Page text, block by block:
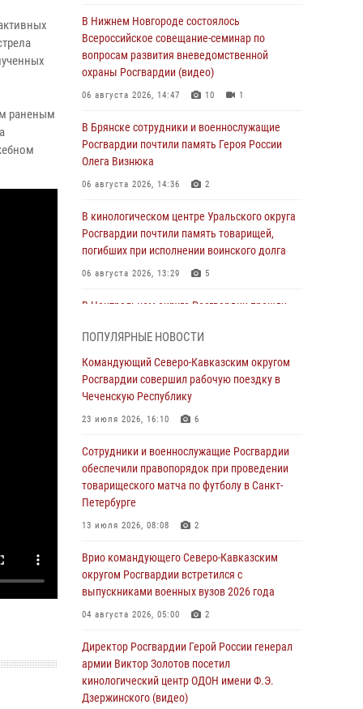
раненым
В Нижнем Новгороде состоялось
Всероссийское совещание-семинар по
вопросам развития вневедомственной
охраны Росгвардии (видео)
06 августа 2026, 14:47 10 1
В Брянске сотрудники и военнослужащие
Росгвардии почтили память Героя России
Олега Визнюка
06 августа 2026, 14:36 2
В кинологическом центре Уральского округа
Росгвардии почтили память товарищей,
погибших при исполнении воинского долга
06 августа 2026, 13:29 5
В Центральном округе Росгвардии прошли
И.К. Яковлева
06 августа 2026, 13:24
Росгвардейцы задержали мужчину,
открывшего стрельбу в Подмосковье (видео)
Росгвардейцы провели выставку вооружения
для участников сбора «Гвардеец» в Пензе
(видео)
06 августа 2026, 12:00
В Курске росгвардейцы приняли участие в
митинге, посвященном второй годовщине
вторжения ВСУ на территорию области
06 августа 2026, 11:56 4
В Санкт-Петербурге наряд Росгвардии
задержал правонарушителя, угрожавшего
подростку травматическим пистолетом
06 августа 2026, 11:33
ПОПУЛЯРНЫЕ НОВОСТИ
Командующий Северо-Кавказским округом
Росгвардии совершил рабочую поездку в
Чеченскую Республику
23 июля 2026, 16:10 6
Сотрудники и военнослужащие Росгвардии
обеспечили правопорядок при проведении
товарищеского матча по футболу в Санкт-
Петербурге
13 июля 2026, 08:08 2
Врио командующего Северо-Кавказским
округом Росгвардии встретился с
выпускниками военных вузов 2026 года
04 августа 2026, 05:00 2
Директор Росгвардии Герой России генерал
армии Виктор Золотов посетил
кинологический центр ОДОН имени Ф.Э.
Дзержинского (видео)